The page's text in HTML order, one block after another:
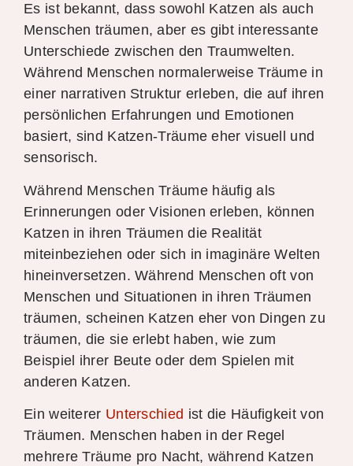
Es ist bekannt, dass sowohl Katzen als auch
Menschen träumen, aber es gibt interessante
Unterschiede zwischen den Traumwelten.
Während Menschen normalerweise Träume in
einer narrativen Struktur erleben, die auf ihren
persönlichen Erfahrungen und Emotionen
basiert, sind Katzen-Träume eher visuell und
sensorisch.
Während Menschen Träume häufig als
Erinnerungen oder Visionen erleben, können
Katzen in ihren Träumen die Realität
miteinbeziehen oder sich in imaginäre Welten
hineinversetzen. Während Menschen oft von
Menschen und Situationen in ihren Träumen
träumen, scheinen Katzen eher von Dingen zu
träumen, die sie erlebt haben, wie zum
Beispiel ihrer Beute oder dem Spielen mit
anderen Katzen.
Ein weiterer Unterschied ist die Häufigkeit von
Träumen. Menschen haben in der Regel
mehrere Träume pro Nacht, während Katzen